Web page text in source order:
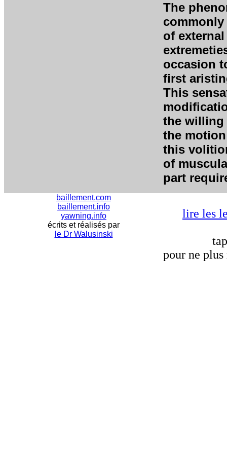
The
of
occasion
first
This
the willing
the
this
of
part
baillement.com
baillement.info
yawning.info
écrits et réalisés par
le Dr Walusinski
lire les
pour ne